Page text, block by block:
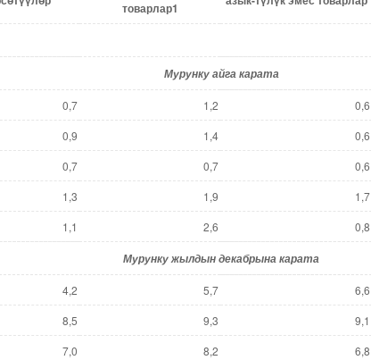
товарлар1
Мурунку айга карата
0,7 1,2 0,6
0,9 1,4 0,6
0,7 0,7 0,6
1,3 1,9 1,7
1,1 2,6 0,8
Мурунку жылдын декабрына карата
4,2 5,7 6,6
8,5 9,3 9,1
7,0 8,2 6,8